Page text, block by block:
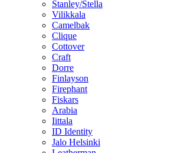
Stanley/Stella
Vilikkala
Camelbak
Clique
Cottover
Craft
Dorre
Finlayson
Firephant
Fiskars
Arabia
Iittala
ID Identity
Jalo Helsinki